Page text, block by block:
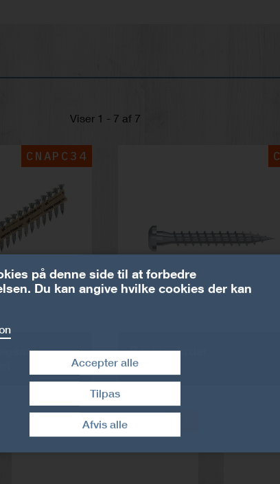
Viser 1 - 7 af 7
CNAPC34
Beslagskruer
på denne side til at forbedre
Du kan angive hvilke cookies der kan
Afvis alle
Accepter alle
Træk samtykke tilbage
Tilpas